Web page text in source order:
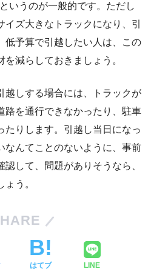
いうのが一般的です。ただし
ズ大きなトラックになり、引
低予算で引越したい人は、この
減らしておきましょう。
越しする場合には、トラックが
路を通行できなかったり、駐車
たりします。引越し当日になっ
なんてことのないように、事前
して、問題がありそうなら、
う。
はてブ LINE